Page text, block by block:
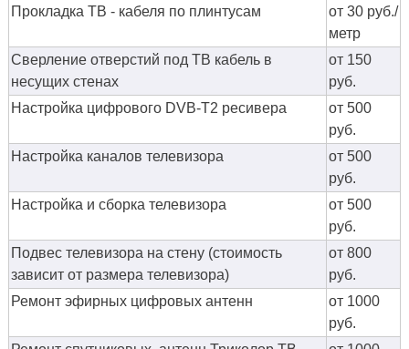
Прокладка ТВ - кабеля по плинтусам
от 30 руб./
метр
Сверление отверстий под ТВ кабель в
несущих стенах
от 150
руб.
Настройка цифрового DVB-T2 ресивера
от 500
руб.
Настройка каналов телевизора
от 500
руб.
Настройка и сборка телевизора
от 500
руб.
Подвес телевизора на стену (стоимость
зависит от размера телевизора)
от 800
руб.
Ремонт эфирных цифровых антенн
от 1000
руб.